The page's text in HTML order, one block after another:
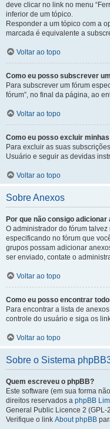
deve clicar no link no menu
inferior de um tópico.
Responder a um tópico com a
marcada é equivalente a
Voltar ao topo
Como eu posso subscrever
Para subscrever um fórum
fórum”, no final da página, ao
Voltar ao topo
Como eu posso excluir
Para excluir as suas
Usuário e seguir as devidas
Voltar ao topo
Sobre Anexos
Por que não consigo adicionar
O administrador do fórum
especificando no fórum que
grupos possam adicionar
ser enviado, contate o
Voltar ao topo
Como eu posso encontrar
Para encontrar a lista de
controle do usuário e siga os
Voltar ao topo
Sobre o Sistema
Quem escreveu o phpBB?
Este software (em sua forma
direitos reservados a phpBB
General Public Licence 2
Verifique o link About phpBB